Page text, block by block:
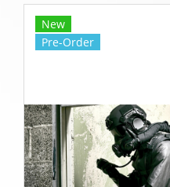
New
Pre-Order